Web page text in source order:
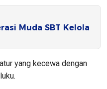
Muda SBT Kelola
yang kecewa dengan